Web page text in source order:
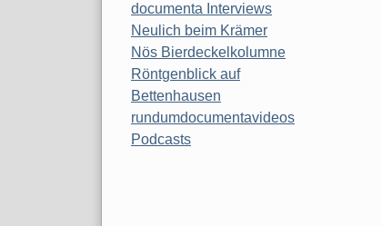
documenta Interviews
Neulich beim Krämer
Nös Bierdeckelkolumne
Röntgenblick auf
Bettenhausen
rundumdocumentavideos
Podcasts